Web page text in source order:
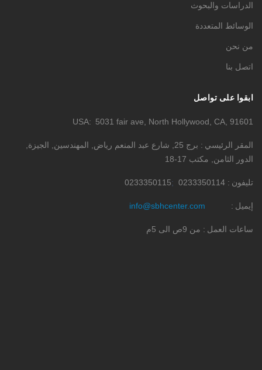
الدراسات والبحوث
الوسائط المتعددة
من نحن
اتصل بنا
ابقوا على تواصل
USA 5031 fair ave, North Hollywood, CA, 91601
المقر الرئيسي
برج 25, شارع عبد المنعم رياض, المهندسين, الجيزة,
الدور الثامن, مكتب 17-18
تليفون 0233350114
0233350115
إيميل info@sbhcenter.com
ساعات العمل من 9ص الى 5م